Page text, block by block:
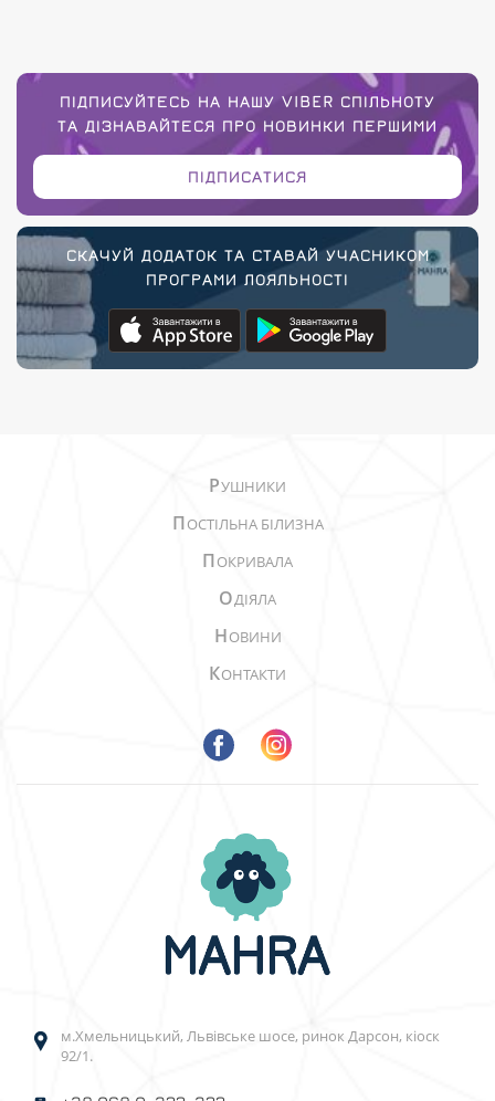
ПІДПИСУЙТЕСЬ НА НАШУ VIBER СПІЛЬНОТУ
ТА ДІЗНАВАЙТЕСЯ ПРО НОВИНКИ ПЕРШИМИ
ПІДПИСАТИСЯ
СКАЧУЙ ДОДАТОК ТА СТАВАЙ УЧАСНИКОМ
ПРОГРАМИ ЛОЯЛЬНОСТІ
РУШНИКИ
ПОСТІЛЬНА БІЛИЗНА
ПОКРИВАЛА
ОДІЯЛА
НОВИНИ
КОНТАКТИ
м.Хмельницький, Львівське шосе, ринок Дарсон, кіоск
92/1.